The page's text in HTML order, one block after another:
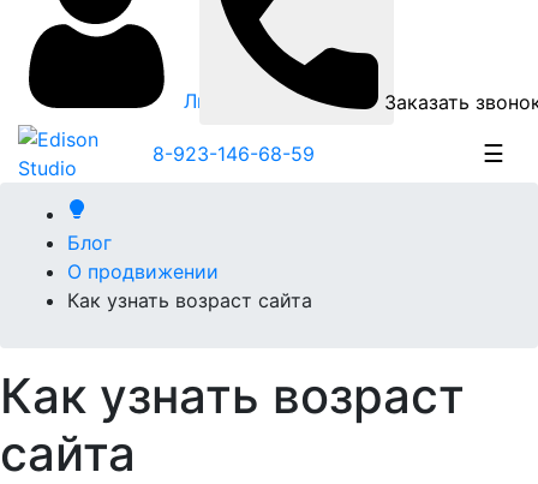
Личный кабинет Заказать
8-923-146-68-59 ☰
Блог
О продвижении
Как узнать возраст сайта
Как узнать возраст
сайта